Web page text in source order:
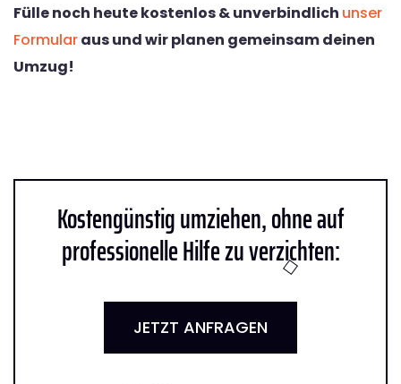
Fülle noch heute kostenlos & unverbindlich unser
Formularaus und wir planen gemeinsam deinen
Umzug!
Kostengünstig umziehen, ohne auf
professionelle Hilfe zu verzichten:
JETZT ANFRAGEN